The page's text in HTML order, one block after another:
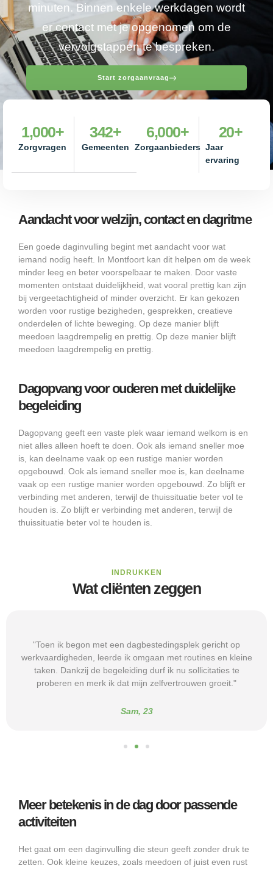
minuten. Binnen enkele werkdagen wordt
er contact met je opgenomen om de
vervolgstappen te bespreken.
Start zorgaanvraag
Zorgvragen
1,000+
Gemeenten
342+
Zorgaanbieders
6,000+
Jaar
ervaring
20+
Aandacht voor welzijn, contact en dagritme
Een goede daginvulling begint met aandacht voor wat
iemand nodig heeft. In Montfoort kan dit helpen om de week
minder leeg en beter voorspelbaar te maken. Door vaste
momenten ontstaat duidelijkheid, wat vooral prettig kan zijn
bij vergeetachtigheid of minder overzicht. Er kan gekozen
worden voor rustige bezigheden, gesprekken, creatieve
onderdelen of lichte beweging. Op deze manier blijft
meedoen laagdrempelig en prettig. Op deze manier blijft
meedoen laagdrempelig en prettig.
Dagopvang voor ouderen met duidelijke
begeleiding
Dagopvang geeft een vaste plek waar iemand welkom is en
niet alles alleen hoeft te doen. Ook als iemand sneller moe
is, kan deelname vaak op een rustige manier worden
opgebouwd. Ook als iemand sneller moe is, kan deelname
vaak op een rustige manier worden opgebouwd. Zo blijft er
verbinding met anderen, terwijl de thuissituatie beter vol te
houden is. Zo blijft er verbinding met anderen, terwijl de
thuissituatie beter vol te houden is.
INDRUKKEN
Wat cliënten zeggen
"Toen ik begon met een dagbestedingsplek gericht op
werkvaardigheden, leerde ik omgaan met routines en kleine
taken. Dankzij de begeleiding durf ik nu sollicitaties te
proberen en merk ik dat mijn zelfvertrouwen groeit."
Sam, 23
Meer betekenis in de dag door passende
activiteiten
Het gaat om een daginvulling die steun geeft zonder druk te
zetten. Ook kleine keuzes, zoals meedoen of juist even rust